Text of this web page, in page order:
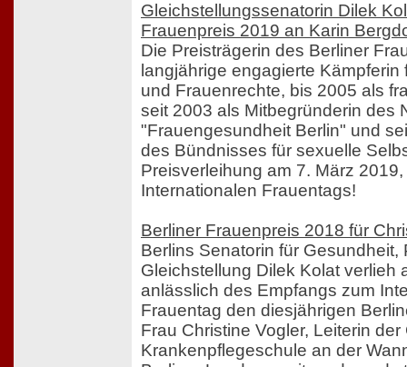
Gleichstellungssenatorin Dilek
Frauenpreis 2019 an Karin
Die Preisträgerin des Berliner
langjährige engagierte
und Frauenrechte, bis 2005 als
seit 2003 als Mitbegründerin des
"Frauengesundheit Berlin" und
des Bündnisses für sexuelle
Preisverleihung am 7. März
Internationalen Frauentags!
Berliner Frauenpreis 2018 für
Berlins Senatorin für Gesundheit,
Gleichstellung Dilek Kolat verlieh
anlässlich des Empfangs zum
Frauentag den diesjährigen
Frau Christine Vogler, Leiterin
Krankenpflegeschule an der